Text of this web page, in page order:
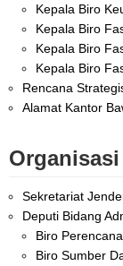
Kepala Biro
Kepala Biro
Kepala Biro
Kepala Biro
Rencana
Alamat Kantor
Organisasi
Sekretariat
Deputi Bidang
Biro
Biro Sumber